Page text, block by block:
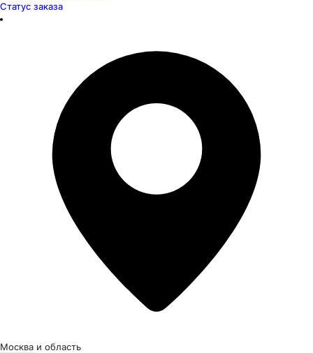
Статус заказа
Москва и область